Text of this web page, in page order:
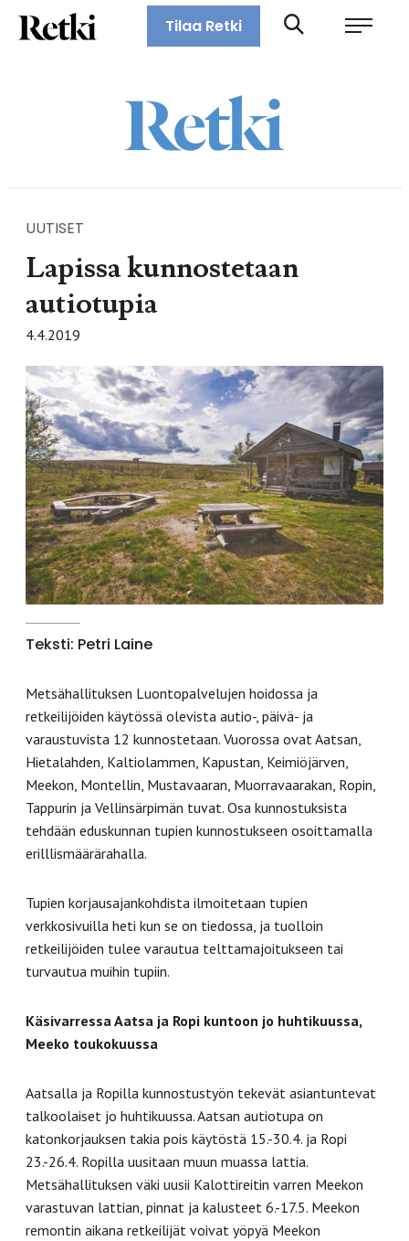
Siirry
suoraan
Retki-lehti
Tilaa Retki
UUTISET
Lapissa kunnostetaan
autiotupia
4.4.2019
Teksti: Petri Laine
Metsähallituksen Luontopalvelujen hoidossa ja
retkeilijöiden käytössä olevista autio-, päivä- ja
varaustuvista 12 kunnostetaan. Vuorossa ovat Aatsan,
Hietalahden, Kaltiolammen, Kapustan, Keimiöjärven,
Meekon, Montellin, Mustavaaran, Muorravaarakan, Ropin,
Tappurin ja Vellinsärpimän tuvat. Osa kunnostuksista
tehdään eduskunnan tupien kunnostukseen osoittamalla
erilllismäärärahalla.
Tupien korjausajankohdista ilmoitetaan tupien
verkkosivuilla heti kun se on tiedossa, ja tuolloin
retkeilijöiden tulee varautua telttamajoitukseen tai
turvautua muihin tupiin.
Käsivarressa Aatsa ja Ropi kuntoon jo huhtikuussa,
Meeko toukokuussa
Aatsalla ja Ropilla kunnostustyön tekevät asiantuntevat
talkoolaiset jo huhtikuussa. Aatsan autiotupa on
katonkorjauksen takia pois käytöstä 15.-30.4. ja Ropi
23.-26.4. Ropilla uusitaan muun muassa lattia.
Metsähallituksen väki uusii Kalottireitin varren Meekon
varastuvan lattian, pinnat ja kalusteet 6.-17.5. Meekon
remontin aikana retkeilijät voivat yöpyä Meekon